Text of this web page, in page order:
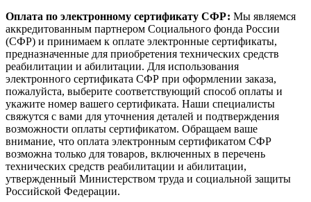
Оплата по электронному сертификату СФР: Мы являемся
аккредитованным партнером Социального фонда России
(СФР) и принимаем к оплате электронные сертификаты,
предназначенные для приобретения технических средств
реабилитации и абилитации. Для использования
электронного сертификата СФР при оформлении заказа,
пожалуйста, выберите соответствующий способ оплаты и
укажите номер вашего сертификата. Наши специалисты
свяжутся с вами для уточнения деталей и подтверждения
возможности оплаты сертификатом. Обращаем ваше
внимание, что оплата электронным сертификатом СФР
возможна только для товаров, включенных в перечень
технических средств реабилитации и абилитации,
утвержденный Министерством труда и социальной защиты
Российской Федерации.